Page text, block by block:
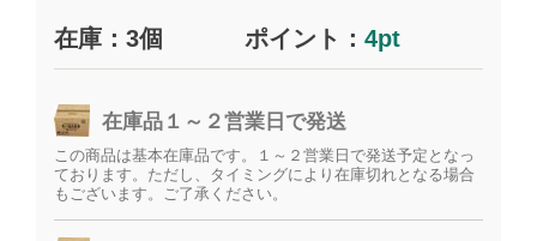
在庫：3個 ポイント：4pt
在庫品１～２営業日で発送
この商品は基本在庫品です。１～２営業日で発送予定となっ
ております。ただし、タイミングにより在庫切れとなる場合
もございます。ご了承ください。